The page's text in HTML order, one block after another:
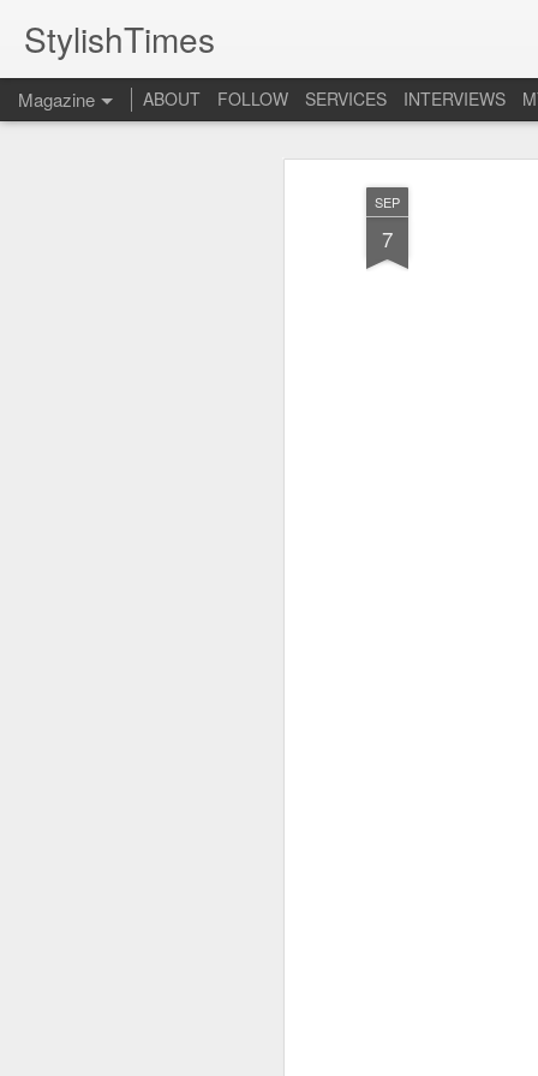
SEP
7
StylishTimes
Magazine ABOUT FOLLOW SERVICES INTERVIEWS